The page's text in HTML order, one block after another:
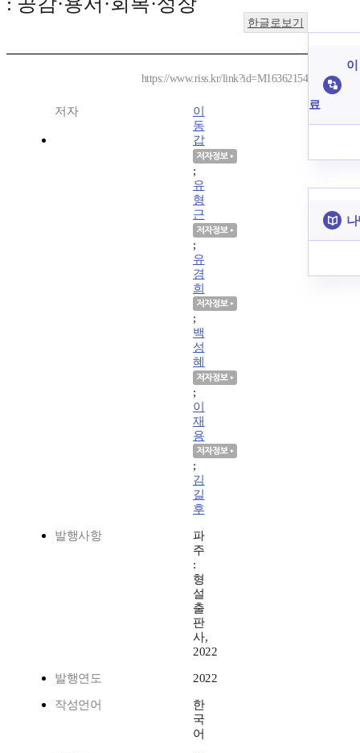
한글로보기
https://www.riss.kr/link?id=M16362154
저자
이
동
갑
;
유
형
근
;
유
경
희
;
백
성
혜
;
이
재
용
;
김
길
후
발행사항
파
주
:
형
설
출
판
사,
2022
발행연도 2022
작성언어
한
국
어
이
료
나